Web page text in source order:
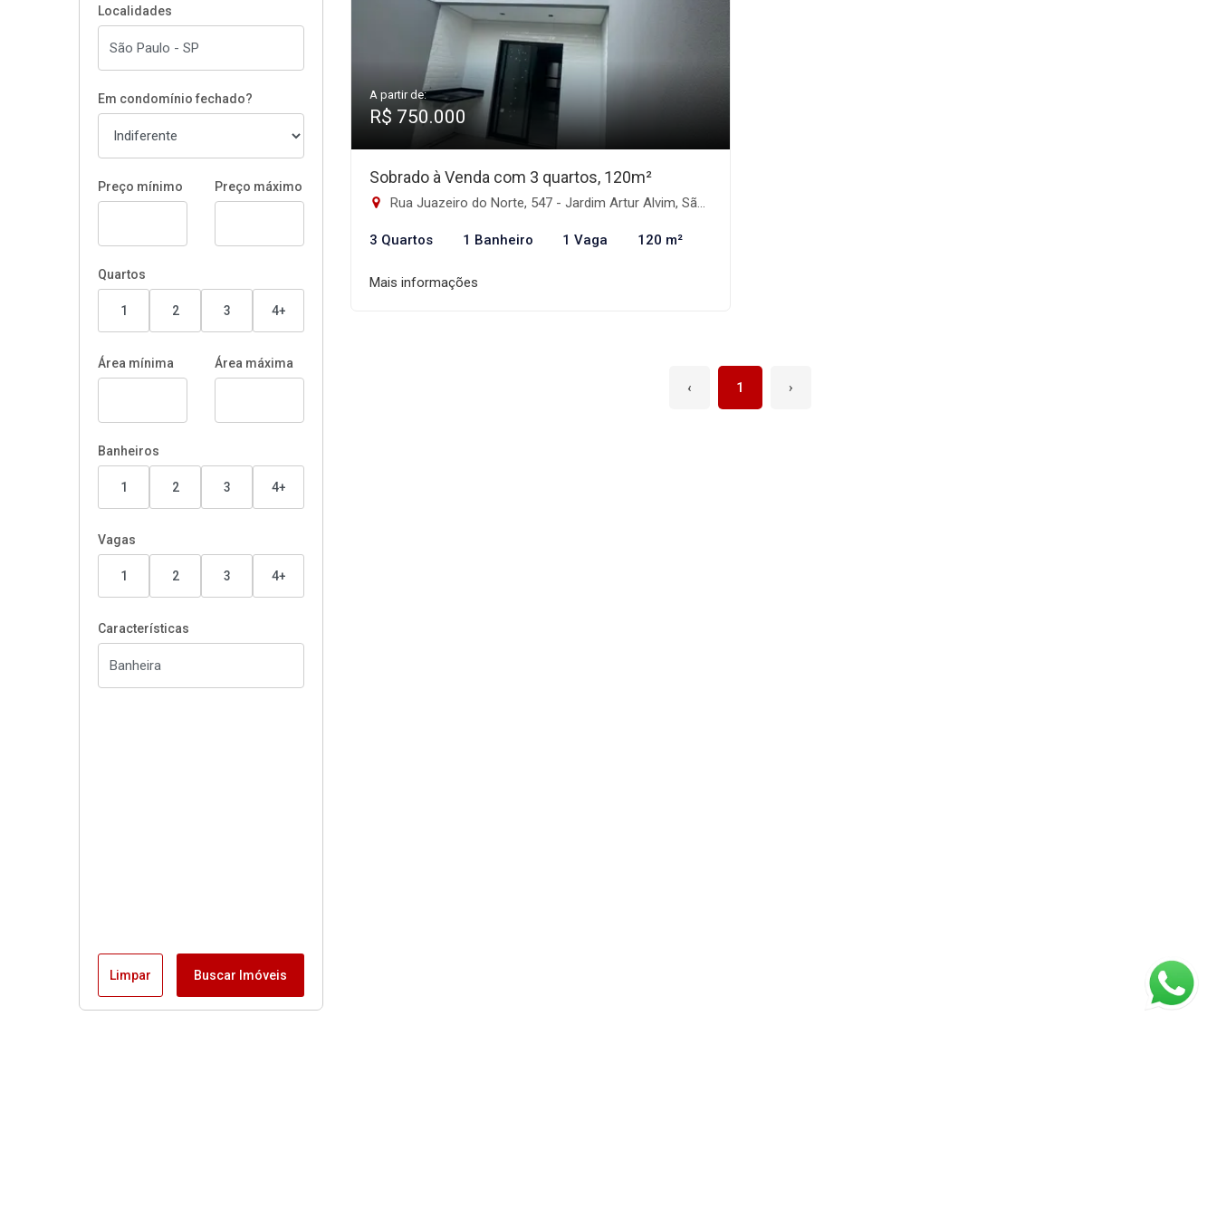
Localidades
Em condomínio fechado?
Preço mínimo Preço máximo
Quartos
1 2 3 4+
Área mínima Área máxima
Banheiros
1 2 3 4+
Vagas
1 2 3 4+
Características
Limpar Buscar Imóveis
A partir de:
R$ 750.000
Sobrado à Venda com 3 quartos, 120m²
Rua Juazeiro do Norte, 547 - Jardim Artur Alvim, São Paulo-SP
3 Quartos 1 Banheiro 1 Vaga 120 m²
Mais informações
‹ 1 ›